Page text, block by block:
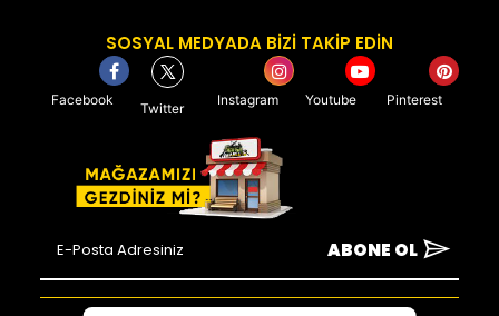
SOSYAL MEDYADA BİZİ TAKİP EDİN
Facebook
Twitter
Instagram Youtube Pinterest
ABONE OL